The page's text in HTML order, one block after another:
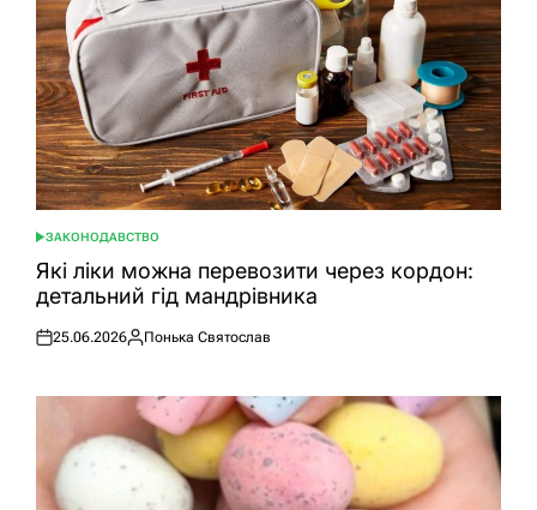
ОПУБЛІКУВАТИ
У
ЗАКОНОДАВСТВО
Які ліки можна перевозити через кордон:
детальний гід мандрівника
Оприлюднено
25.06.2026
Опубліковано
Понька Святослав